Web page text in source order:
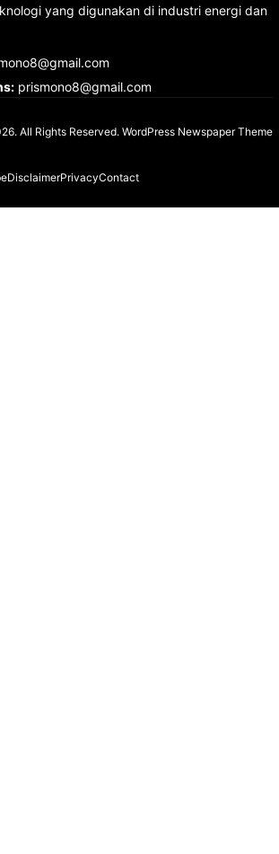
yang digunakan di industri energi dan
:prismono8@gmail.com
All Rights Reserved. WordPress Newspaper Theme
DisclaimerPrivacyContact